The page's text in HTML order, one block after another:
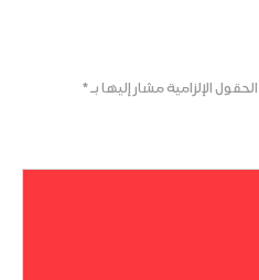
الحقول الإلزامية مشار إليها بـ*